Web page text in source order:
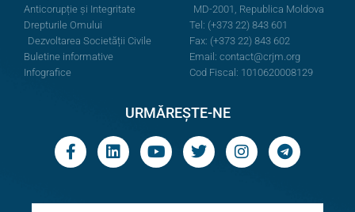
Anticorupție și Integritate
Drepturile Omului
Dezvoltarea Societății Civile
Buletine informative
Infografice
MD-2001, Republica Moldova
Tel: (+373 22) 843 601
Fax: (+373 22) 843 602
Email: contact@crjm.org
Cod Fiscal: 1010620008129
URMĂREȘTE-NE